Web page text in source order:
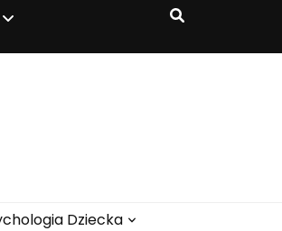
Dziecka